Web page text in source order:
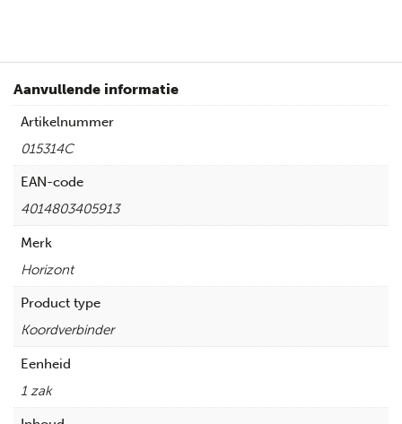
Aanvullende informatie
Artikelnummer
015314C
EAN-code
4014803405913
Merk
Horizont
Product type
Koordverbinder
Eenheid
1 zak